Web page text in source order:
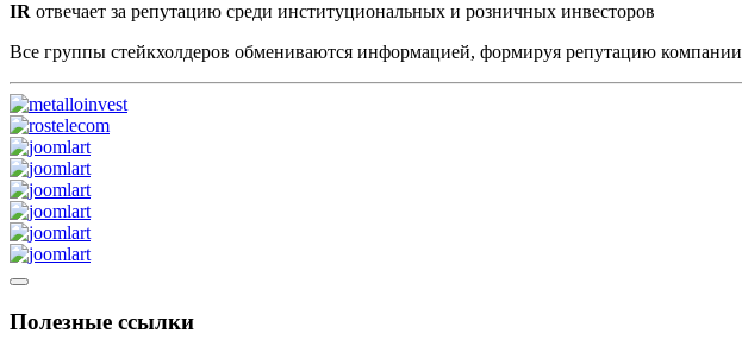
IR отвечает за репутацию среди институциональных и розничных инвесторов
Все группы стейкхолдеров обмениваются информацией, формируя репутацию компании
Полезные ссылки